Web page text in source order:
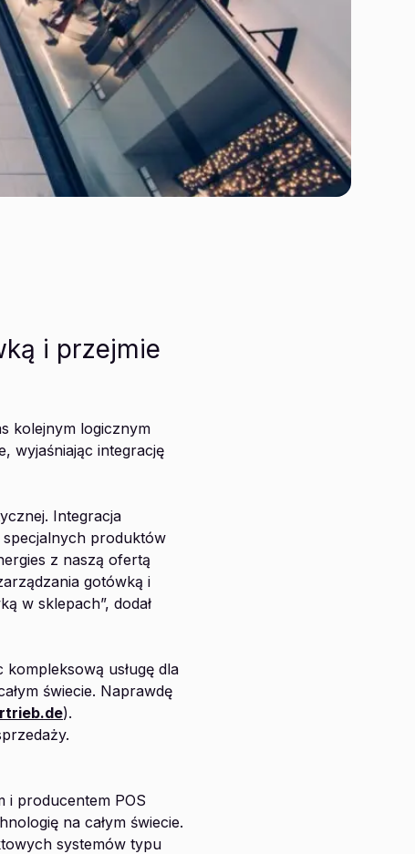
i przejmie
kolejnym logicznym
wyjaśniając integrację
Integracja
specjalnych produktów
z naszą ofertą
gotówką i
w sklepach”, dodał
usługę dla
świecie. Naprawdę
).
i producentem POS
na całym świecie.
systemów typu